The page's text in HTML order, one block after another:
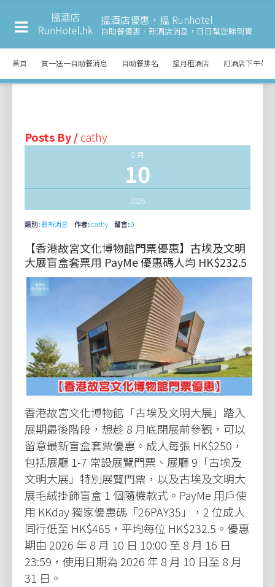
搵酒店優惠，搵 Runhotel
自助餐優惠、新酒店消息， 日日幫您睇到實
首頁 買一送一自助餐消息 自助餐排名 搵月租酒店 訂酒店下午茶
Posts By /cathy
8 月
10
2026
類別:最新消息 作者:cathy 留言:0
【香港故宮文化博物館門票優惠】古埃及文明
大展盲盒套票用 PayMe 優惠碼人均 HK$232.5
香港故宮文化博物館「古埃及文明大展」踏入
展期最後階段，想趁 8 月底閉展前參觀，可以
留意最新盲盒套票優惠。成人每張 HK$250，
包括展廳 1-7 常設展覽門票、展廳 9「古埃及
文明大展」特別展覽門票，以及古埃及文明大
展毛絨掛飾盲盒 1 個隨機款式。PayMe 用戶使
用 KKday 獨家優惠碼「26PAY35」，2 位成人
同行低至 HK$465，平均每位 HK$232.5。優惠
期由 2026 年 8 月 10 日 10:00 至 8 月 16 日
23:59，使用日期為 2026 年 8 月 10 日至 8 月
31 日。